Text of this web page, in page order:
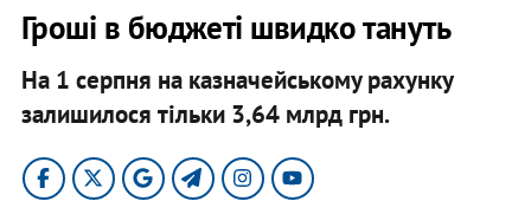
Гроші в бюджеті швидко тануть
На 1 серпня на казначейському рахунку
залишилося тільки 3,64 млрд грн.